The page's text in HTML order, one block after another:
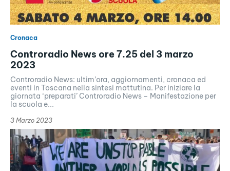
Cronaca
Controradio News ore 7.25 del 3 marzo
2023
Controradio News: ultim’ora, aggiornamenti, cronaca ed
eventi in Toscana nella sintesi mattutina. Per iniziare la
giornata ‘preparati’ Controradio News – Manifestazione per
la scuola e...
3 Marzo 2023